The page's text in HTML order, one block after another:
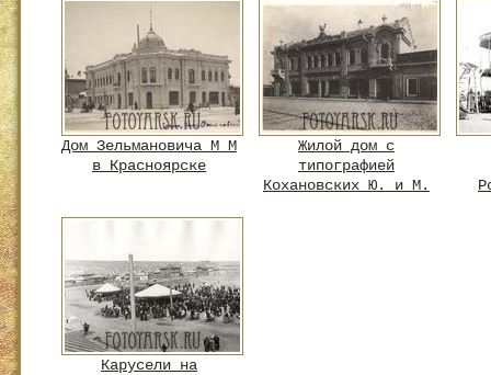
Дом Зельмановича М М
в Красноярске
Жилой дом с
типографией
Кохановских Ю. и М.
Карусели на